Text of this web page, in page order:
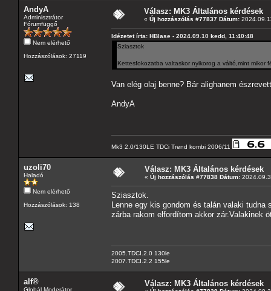
AndyA
Adminisztrátor
Fórumfüggő
Nem elérhető
Hozzászólások: 27119
Válasz: MK3 Általános kérdések
« Új hozzászólás #77837 Dátum:
Idézetet írta: HBlase - 2024.09.10 kedd, 11:40:48
Sziasztok
Kettesfokozatba valtaskor nyikorog a váltó,mint mikor
Van elég olaj benne? Bár alighanem
AndyA
Mk3 2.0/130LE TDCi Trend kombi 2006/11
uzoli70
Haladó
Nem elérhető
Hozzászólások: 138
Válasz: MK3 Általános kérdések
« Új hozzászólás #77838 Dátum:
Sziasztok.
Lenne egy kis gondom és talán valaki
zárba rakom elfordítom akkor zár.Valakinek
2005.TDCI.2.0 130le
2007.TDCI.2.2 155le
alf®
Globál Moderátor
Válasz: MK3 Általános kérdések